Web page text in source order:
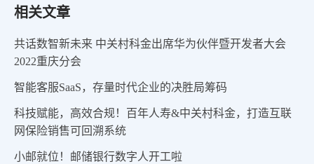
相关文章
共话数智新未来 中关村科金出席华为伙伴暨开发者大会
2022重庆分会
智能客服SaaS，存量时代企业的决胜局筹码
科技赋能，高效合规！百年人寿&中关村科金，打造互联
网保险销售可回溯系统
小邮就位！邮储银行数字人开工啦